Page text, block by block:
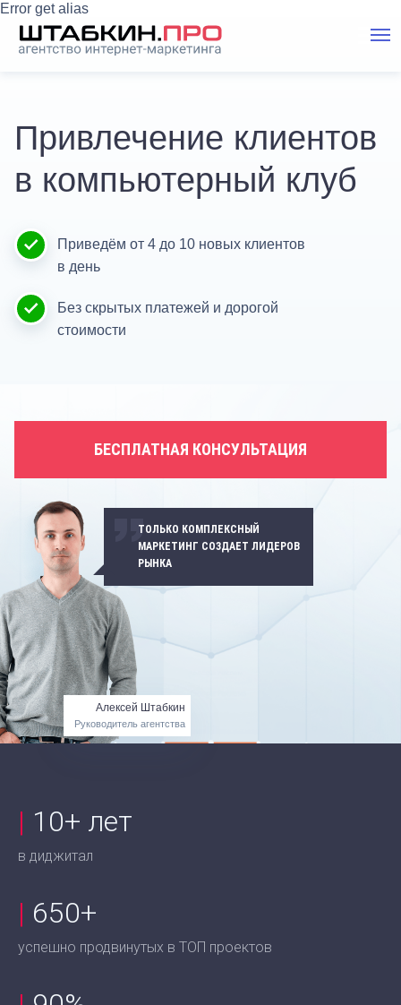
Error get alias
Привлечение клиентов
в компьютерный клуб
Приведём от 4 до 10 новых клиентов
в день
Без скрытых платежей и дорогой
стоимости
БЕСПЛАТНАЯ КОНСУЛЬТАЦИЯ
ТОЛЬКО КОМПЛЕКСНЫЙ
МАРКЕТИНГ СОЗДАЕТ ЛИДЕРОВ
РЫНКА
Алексей Штабкин
Руководитель агентства
| 10+ лет
в диджитал
| 650+
успешно продвинутых в ТОП проектов